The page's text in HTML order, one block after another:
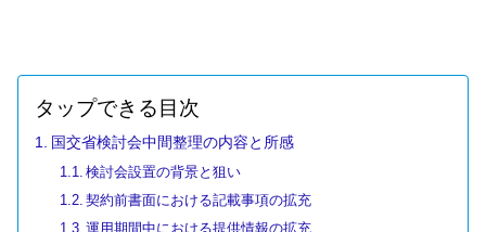
タップできる目次
国交省検討会中間整理の内容と所感
検討会設置の背景と狙い
契約前書面における記載事項の拡充
運用期間中における提供情報の拡充